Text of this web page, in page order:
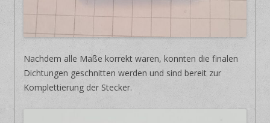
Nachdem alle Maße korrekt waren, konnten die finalen
Dichtungen geschnitten werden und sind bereit zur
Komplettierung der Stecker.